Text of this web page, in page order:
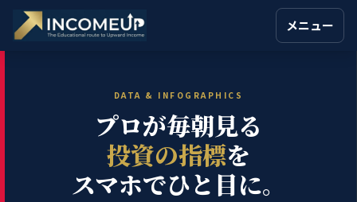
メニュー
DATA & INFOGRAPHICS
プロが毎朝見る
投資の指標を
スマホでひと目に。